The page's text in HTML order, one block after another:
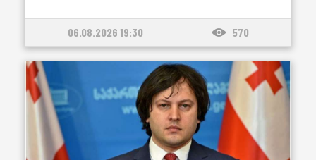
06.08.2026 19:30 570